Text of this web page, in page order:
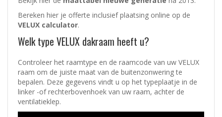
Bereken hier je offerte inclusief plaatsing online op de
VELUX calculator.
Welk type VELUX dakraam heeft u?
Controleer het raamtype en de raamcode van uw VELUX
raam om de juiste maat van de buitenzonwering te
bepalen. Deze gegevens vindt u op het typeplaatje in de
linker -of rechterbovenhoek van uw raam, achter de
ventilatieklep.